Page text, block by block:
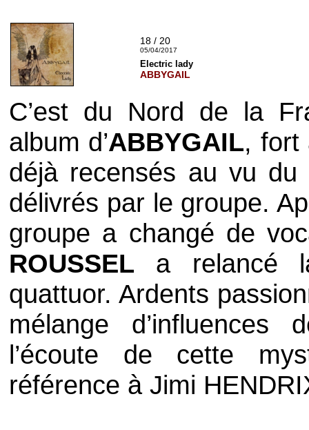
18 / 20
05/04/2017
Electric lady
ABBYGAIL
C’est du Nord de la
album d’ABBYGAIL, fort
déjà recensés au vu du
délivrés par le groupe.
groupe a changé de
ROUSSEL a relancé
quattuor. Ardents
mélange d’influences
l’écoute de cette
référence à Jimi